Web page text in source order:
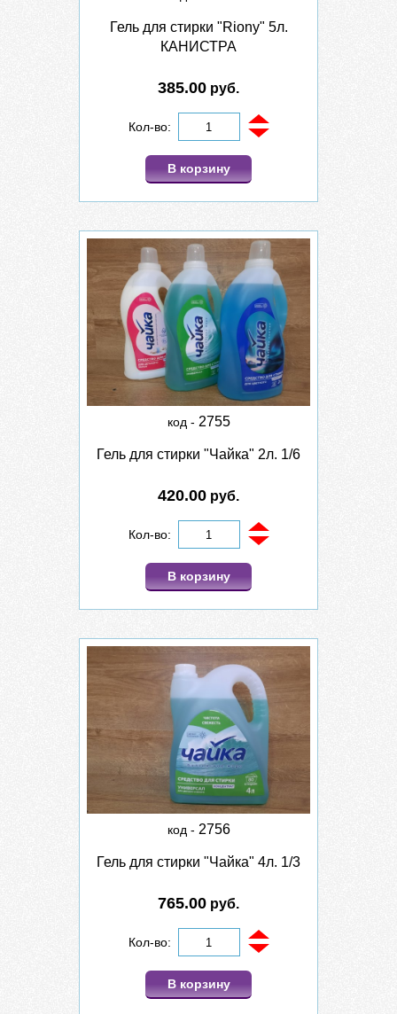
Гель для стирки "Riony" 5л.
КАНИСТРА
385.00 руб.
Кол-во:
В корзину
код - 2755
Гель для стирки "Чайка" 2л. 1/6
420.00 руб.
Кол-во:
В корзину
код - 2756
Гель для стирки "Чайка" 4л. 1/3
765.00 руб.
Кол-во:
В корзину